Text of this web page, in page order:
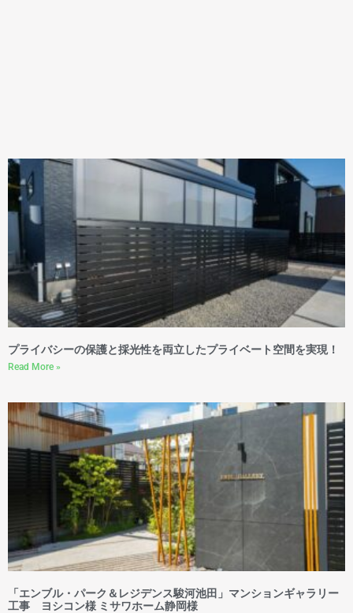
プライバシーの保護と採光性を両立したプライベート空間を実現！
Read More »
「エンブル・パーク＆レジデンス駿河池田」マンションギャラリー
工事 ヨシコン様 ミサワホーム静岡様